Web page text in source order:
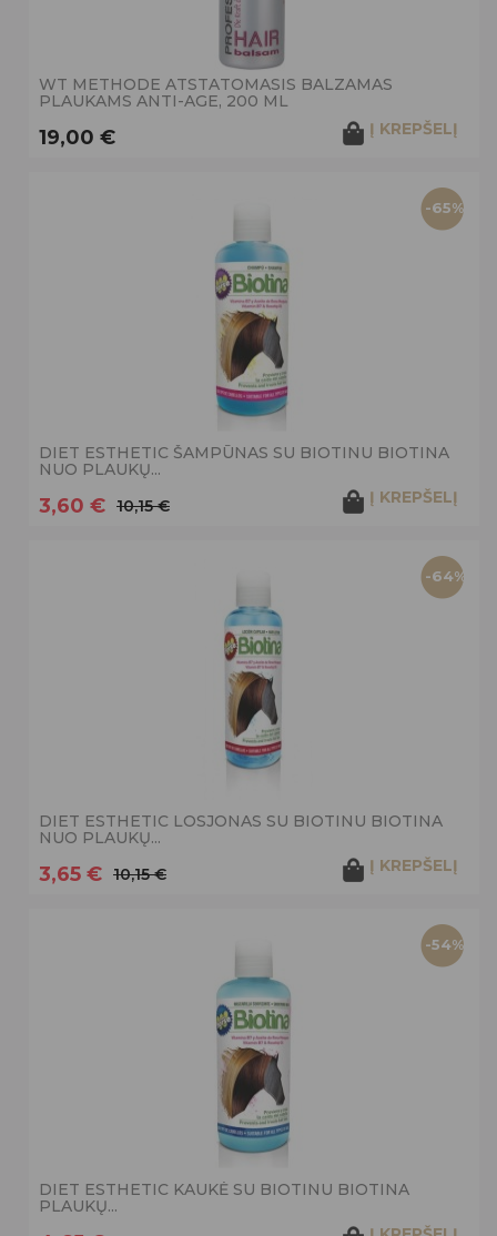
WT METHODE ATSTATOMASIS BALZAMAS
PLAUKAMS ANTI-AGE, 200 ML
19,00 € Į KREPŠELĮ
-65%
DIET ESTHETIC ŠAMPŪNAS SU BIOTINU BIOTINA
NUO PLAUKŲ...
3,60 € 10,15 € Į KREPŠELĮ
-64%
DIET ESTHETIC LOSJONAS SU BIOTINU BIOTINA
NUO PLAUKŲ...
3,65 € 10,15 € Į KREPŠELĮ
-54%
DIET ESTHETIC KAUKĖ SU BIOTINU BIOTINA
PLAUKŲ...